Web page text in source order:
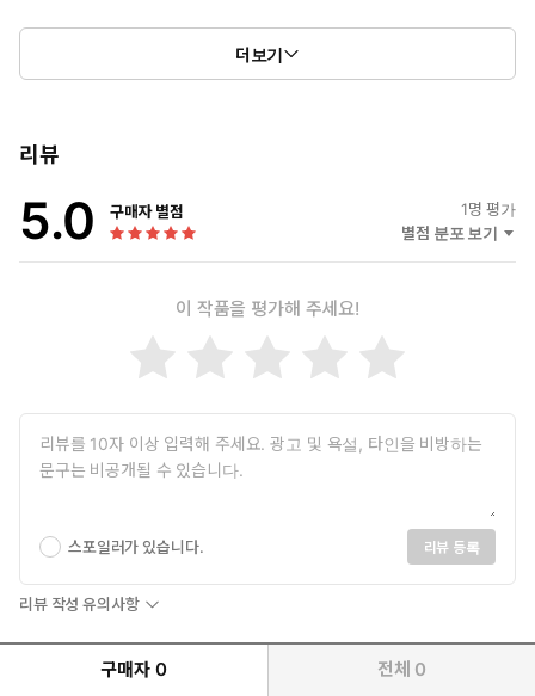
『나를 부르는 숲』은 뉴욕타임스에 3년 연속 베스트셀러에 올랐던
책으로, 빌 브라이슨이 미국 애팔래치아 트레일에 도전한 종주 기록
지 [Night & Day]에 연재했던 글들을 모은 『고독한 이방인(I'm a
(In a Sunburned Country)』,『브라이슨의 성가신 단어 사전
(Bryson's Dictionary of Troublesome Words)』, 『모국어
(Mother Tongue)』,『잃어버린 대륙(The Lost Continent)』,
아니고, 저기도 아니고(Neither Here Nor There)』,『빌 브라이
슨의 아프리카 일기(Bill Bryson's African Diary)』, 『빌 브라이
슨의 발칙한 미국학』, 『빌 브라이슨 발칙한 영국산책』, 빌 브
칙한 영국산책』, 『빌 브라이슨 발칙한 영어 산책』 등 빌 브라
이슨 특유의 글맛과 지성이 담긴 그의 책들은 전 세계 30개 언어
로, 1,600만 부 이상 판매되었고 국경을 초월하여 독자들의 뜨거
운 관심과 지지를 받았다. 널리 격찬을 받은 저서 『거의 모든 것
의 역사』는 어벤티스 상과 데카르트 상을 수상했고, 영국에서
출간된 이후 10년 동안 비소설 부문에서 가장 많이 팔린 책이 되
었다.
더보기
리뷰
5.0 구매자 별점 1명 평가
별점 분포 보기
이 작품을 평가해 주세요!
스포일러가 있습니다. 리뷰 등록
리뷰 작성 유의사항
구매자 0 전체 0